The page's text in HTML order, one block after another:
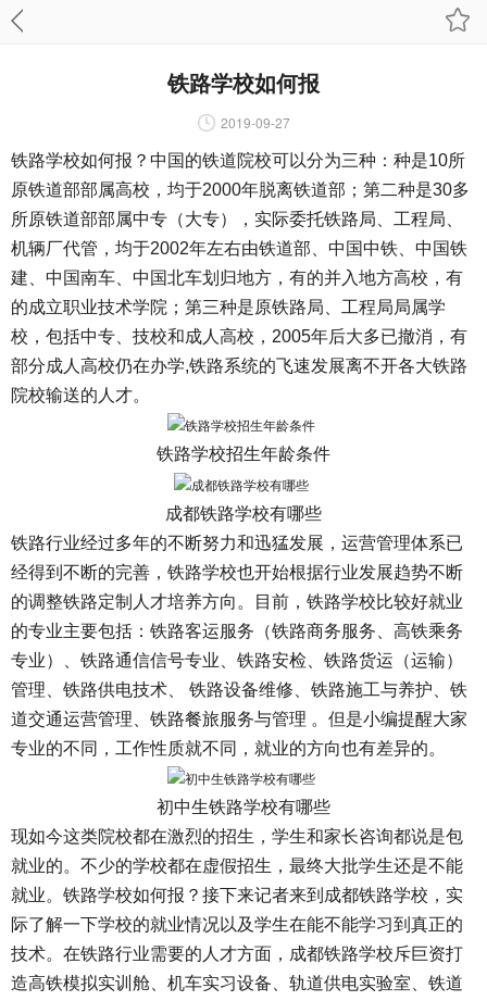
铁路学校如何报
2019-09-27
铁路学校如何报 ？中国的铁道院校可以分为三种：种是10所
原铁道部部属高校，均于2000年脱离铁道部；第二种是30多
所原铁道部部属中专（大专），实际委托铁路局、工程局、
机辆厂代管，均于2002年左右由铁道部、中国中铁、中国铁
建、中国南车、中国北车划归地方，有的并入地方高校，有
的成立职业技术学院；第三种是原铁路局、工程局局属学
校，包括中专、技校和成人高校，2005年后大多已撤消，有
部分成人高校仍在办学,铁路系统的飞速发展离不开各大铁路
院校输送的人才。
铁路学校招生年龄条件
成都铁路学校有哪些
铁路行业经过多年的不断努力和迅猛发展，运营管理体系已
经得到不断的完善，铁路学校也开始根据行业发展趋势不断
的调整铁路定制人才培养方向。目前，铁路学校比较好就业
的专业主要包括：铁路客运服务（铁路商务服务、高铁乘务
专业）、铁路通信信号专业、铁路安检、铁路货运（运输）
管理、铁路供电技术、 铁路设备维修、铁路施工与养护、铁
道交通运营管理、铁路餐旅服务与管理 。但是小编提醒大家
专业的不同，工作性质就不同，就业的方向也有差异的。
初中生铁路学校有哪些
现如今这类院校都在激烈的招生，学生和家长咨询都说是包
就业的。不少的学校都在虚假招生，最终大批学生还是不能
就业。铁路学校如何报？接下来记者来到成都铁路学校，实
际了解一下学校的就业情况以及学生在能不能学习到真正的
技术。在铁路行业需要的人才方面，成都铁路学校斥巨资打
造高铁模拟实训舱、机车实习设备、轨道供电实验室、铁道